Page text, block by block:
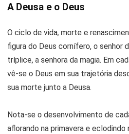
A Deusa e o Deus
O ciclo de vida, morte e
figura do Deus cornífero, o senhor
tríplice, a senhora da magia. Em
vê-se o Deus em sua trajetória
sua morte junto a Deusa.
Nota-se o desenvolvimento de
aflorando na primavera e